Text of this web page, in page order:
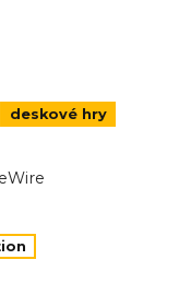
deskové hry